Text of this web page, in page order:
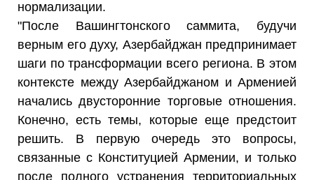
нормализации.
"После Вашингтонского саммита, будучи
верным его духу, Азербайджан предпринимает
шаги по трансформации всего региона. В этом
контексте между Азербайджаном и Арменией
начались двусторонние торговые отношения.
Конечно, есть темы, которые еще предстоит
решить. В первую очередь это вопросы,
связанные с Конституцией Армении, и только
после полного устранения территориальных